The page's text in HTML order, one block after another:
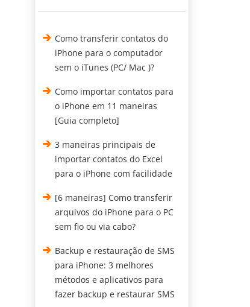
Como transferir contatos do
iPhone para o computador
sem o iTunes (PC/ Mac )?
Como importar contatos para
o iPhone em 11 maneiras
[Guia completo]
3 maneiras principais de
importar contatos do Excel
para o iPhone com facilidade
[6 maneiras] Como transferir
arquivos do iPhone para o PC
sem fio ou via cabo?
Backup e restauração de SMS
para iPhone: 3 melhores
métodos e aplicativos para
fazer backup e restaurar SMS